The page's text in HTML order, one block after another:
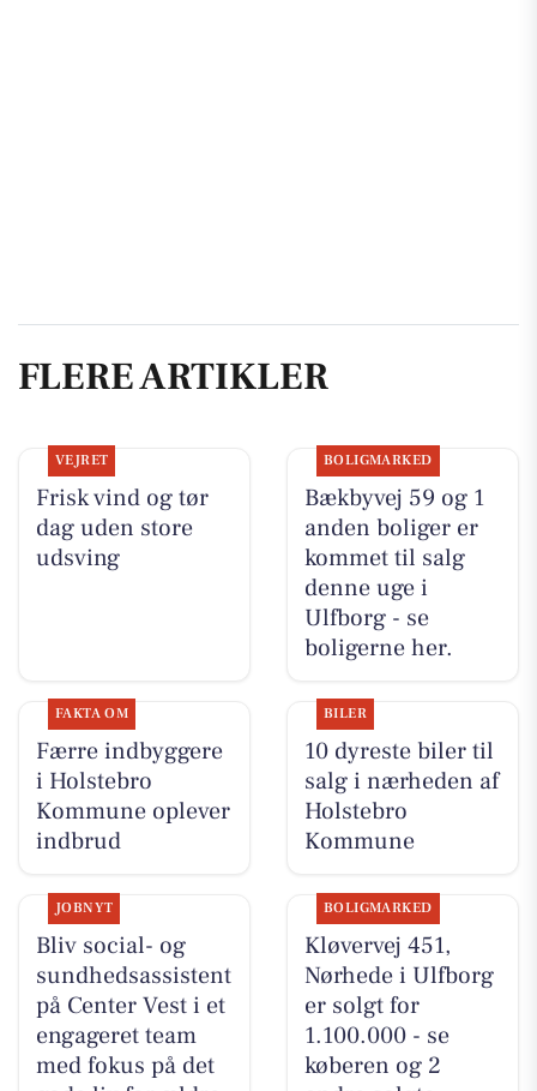
FLERE ARTIKLER
VEJRET
Frisk vind og tør
dag uden store
udsving
BOLIGMARKED
Bækbyvej 59 og 1
anden boliger er
kommet til salg
denne uge i
Ulfborg - se
boligerne her.
FAKTA OM
Færre indbyggere
i Holstebro
Kommune oplever
indbrud
BILER
10 dyreste biler til
salg i nærheden af
Holstebro
Kommune
JOBNYT
Bliv social- og
sundhedsassistent
på Center Vest i et
engageret team
med fokus på det
BOLIGMARKED
Kløvervej 451,
Nørhede i Ulfborg
er solgt for
1.100.000 - se
køberen og 2